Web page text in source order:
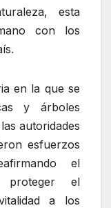
esta
con los
en la que se
y árboles
autoridades
esfuerzos
el
proteger el
a los